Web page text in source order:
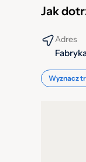
Jak
Adres
Wyznacz